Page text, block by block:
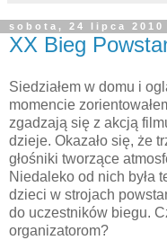
sobota, 24 lipca 2010
XX Bieg
Siedziałem w domu i
momencie
zgadzają się z akcją
dzieje. Okazało się, że
głośniki tworzące
Niedaleko od nich była
dzieci w strojach
do uczestników biegu.
organizatorom?